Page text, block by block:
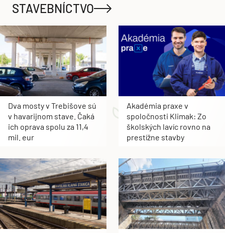
STAVEBNÍCTVO
Dva mosty v Trebišove sú
v havarijnom stave. Čaká
ich oprava spolu za 11,4
mil. eur
Akadémia praxe v
spoločnosti Klimak: Zo
školských lavíc rovno na
prestížne stavby